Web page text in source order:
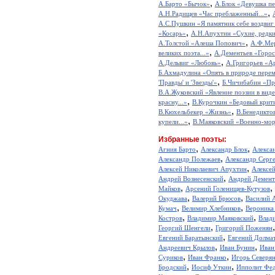
А.Барто «Бычок», А.Блок «Девушка
А.Н.Радищев «Час преблаженный...»,
А.С.Пушкин «Я памятник себе
«Косарь», А.Н.Апухтин «Сухие,
А.Толстой «Алеша Попович»,
великих поэта...», А.Дементьев
А.Дельвиг «Любовь», А.Григорьев
Б.Ахмадулина «Опять в природе
'Правды' и 'Звезды'», Б.Чичибабин
В.А.Жуковский «Явление поэзии в
красну...», В.Курочкин «Бедовый
В.Кюхельбекер «Жизнь»,
купели...», В.Маяковский «Военно-
Избранные поэты:
Агния Барто, Александр Блок,
Александр Полежаев, Александр
Алексей Николаевич Апухтин,
Андрей Вознесенский, Андрей
Майков, Арсений Голенищев-Кутузов,
Окуджава, Валерий Брюсов, Василий
Кумач, Велимир Хлебников,
Костров, Владимир Маяковский,
Георгий Шенгели, Григорий Поженян
Евгений Баратынский, Евгений
Андреевич Крылов, Иван Бунин,
Суриков, Иван Франко, Игорь
Бродский, Иосиф Уткин, Ипполит